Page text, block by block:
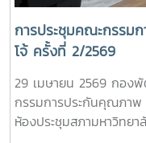
การประชุมคณะกรรม
โจ้ ครั้งที่ 2/2569
29 เมษายน 2569 กอ
กรรมการประกันคุณภา
ห้องประชุมสภามหาวิทย